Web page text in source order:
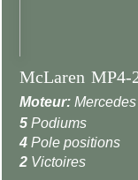
McLaren MP4-
Moteur: Mercedes
5 Podiums
4 Pole positions
2 Victoires